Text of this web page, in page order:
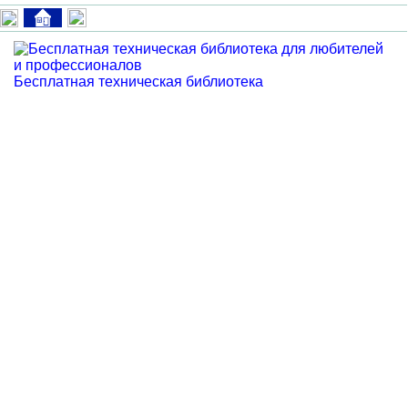
Бесплатная техническая библиотека